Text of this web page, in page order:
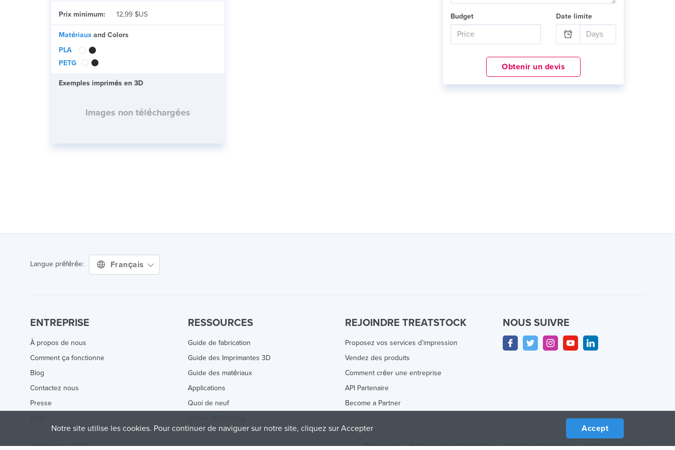
Prix minimum: 12,99 $US
Matériaux and Colors
PLA
PETG
Exemples imprimés en 3D
Images non téléchargées
Budget Date limite
Obtenir un devis
Langue préférée: Français
ENTREPRISE
À propos de nous
Comment ça fonctionne
Blog
Contactez nous
Presse
RESSOURCES
Guide de fabrication
Guide des Imprimantes 3D
Guide des matériaux
Applications
Quoi de neuf
REJOINDRE TREATSTOCK
Proposez vos services d’impression
Vendez des produits
Comment créer une entreprise
API Partenaire
Become a Partner
NOUS SUIVRE
Treatstock © 2026 Plan de site / Politique de confidentialité / Conditions d'utilisation / Politique de retour
Notre site utilise les cookies. Pour continuer de naviguer sur notre site, cliquez sur Accepter Accept